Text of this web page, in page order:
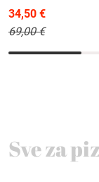
34,50 €
69,00 €
Sve za